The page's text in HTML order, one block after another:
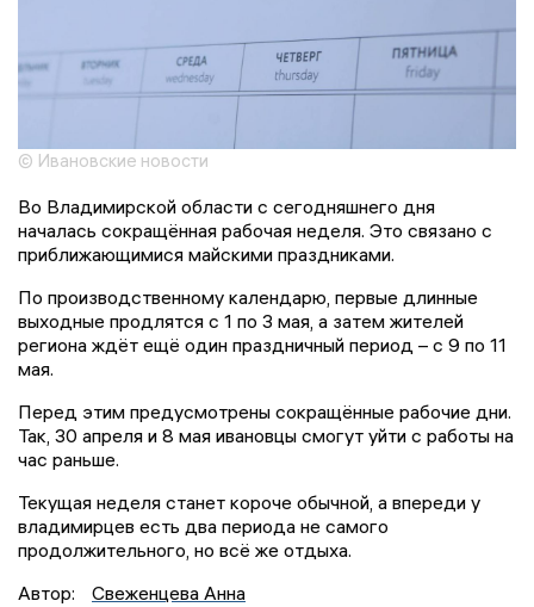
© Ивановские новости
Во Владимирской области с сегодняшнего дня
началась сокращённая рабочая неделя. Это связано с
приближающимися майскими праздниками.
По производственному календарю, первые длинные
выходные продлятся с 1 по 3 мая, а затем жителей
региона ждёт ещё один праздничный период – с 9 по 11
мая.
Перед этим предусмотрены сокращённые рабочие дни.
Так, 30 апреля и 8 мая ивановцы смогут уйти с работы на
час раньше.
Текущая неделя станет короче обычной, а впереди у
владимирцев есть два периода не самого
продолжительного, но всё же отдыха.
Автор:
Свеженцева Анна